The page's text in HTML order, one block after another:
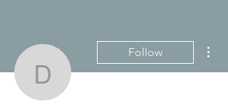
devoneloisa3
Follow